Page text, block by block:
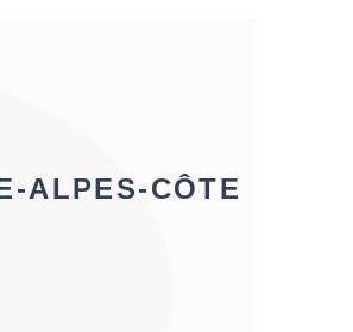
ALPES-CÔTE